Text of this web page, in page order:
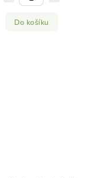
Do košíku